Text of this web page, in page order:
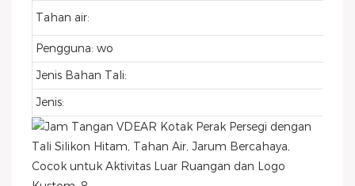
Tahan air:
Pengguna: wo
Jenis Bahan Tali:
Jenis: